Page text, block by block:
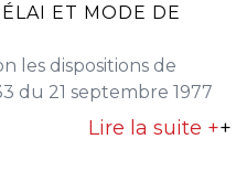
ET MODE DE
les dispositions de
du 21 septembre 1977
Lire la suite ++